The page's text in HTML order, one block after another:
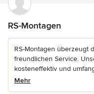
RS-Montagen
RS-Montagen überzeugt
freundlichen Service.
kosteneffektiv und
Mehr